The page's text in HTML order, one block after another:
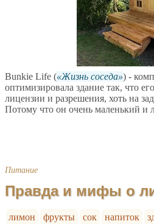
Bunkie Life ( Жизнь соседа ) -
оптимизировала здание так, что
лицензии и разрешения, хоть на
Потому что он очень маленький и
Питание
Правда и мифы о
лимон фрукты сок напиток